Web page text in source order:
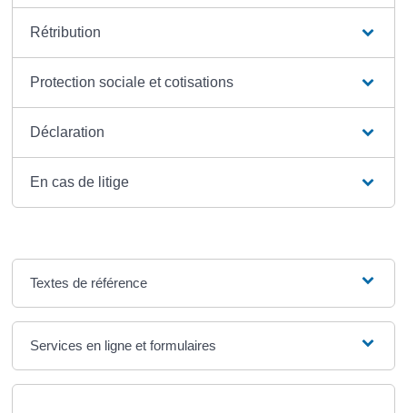
Rétribution
Protection sociale et cotisations
Déclaration
En cas de litige
Textes de référence
Services en ligne et formulaires